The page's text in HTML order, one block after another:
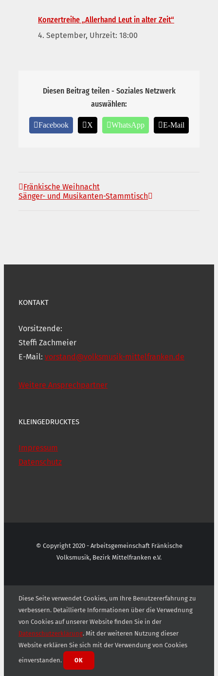
Konzertreihe „Allerhand Leut in alter Zeit“
4. September, Uhrzeit: 18:00
Diesen Beitrag teilen - Soziales Netzwerk
auswählen:
Facebook X WhatsApp E-Mail
Fränkische Weihnacht
Sänger- und Musikanten-Stammtisch
KONTAKT
Vorsitzende:
Steffi Zachmeier
E-Mail: vorstand@volksmusik-mittelfranken.de
Weitere Ansprechpartner
KLEINGEDRUCKTES
Impressum
Datenschutz
© Copyright 2020 - Arbeitsgemeinschaft Fränkische
Volksmusik, Bezirk Mittelfranken e.V.
Diese Seite verwendet Cookies, um Ihre Benutzererfahrung zu
verbessern. Detaillierte Informationen über die Verwednung
von Cookies auf unserer Website finden Sie in der
Datenschutzerklärung. Mit der weiteren Nutzung dieser
Website erklären Sie sich mit der Verwendung von Cookies
einverstanden. OK